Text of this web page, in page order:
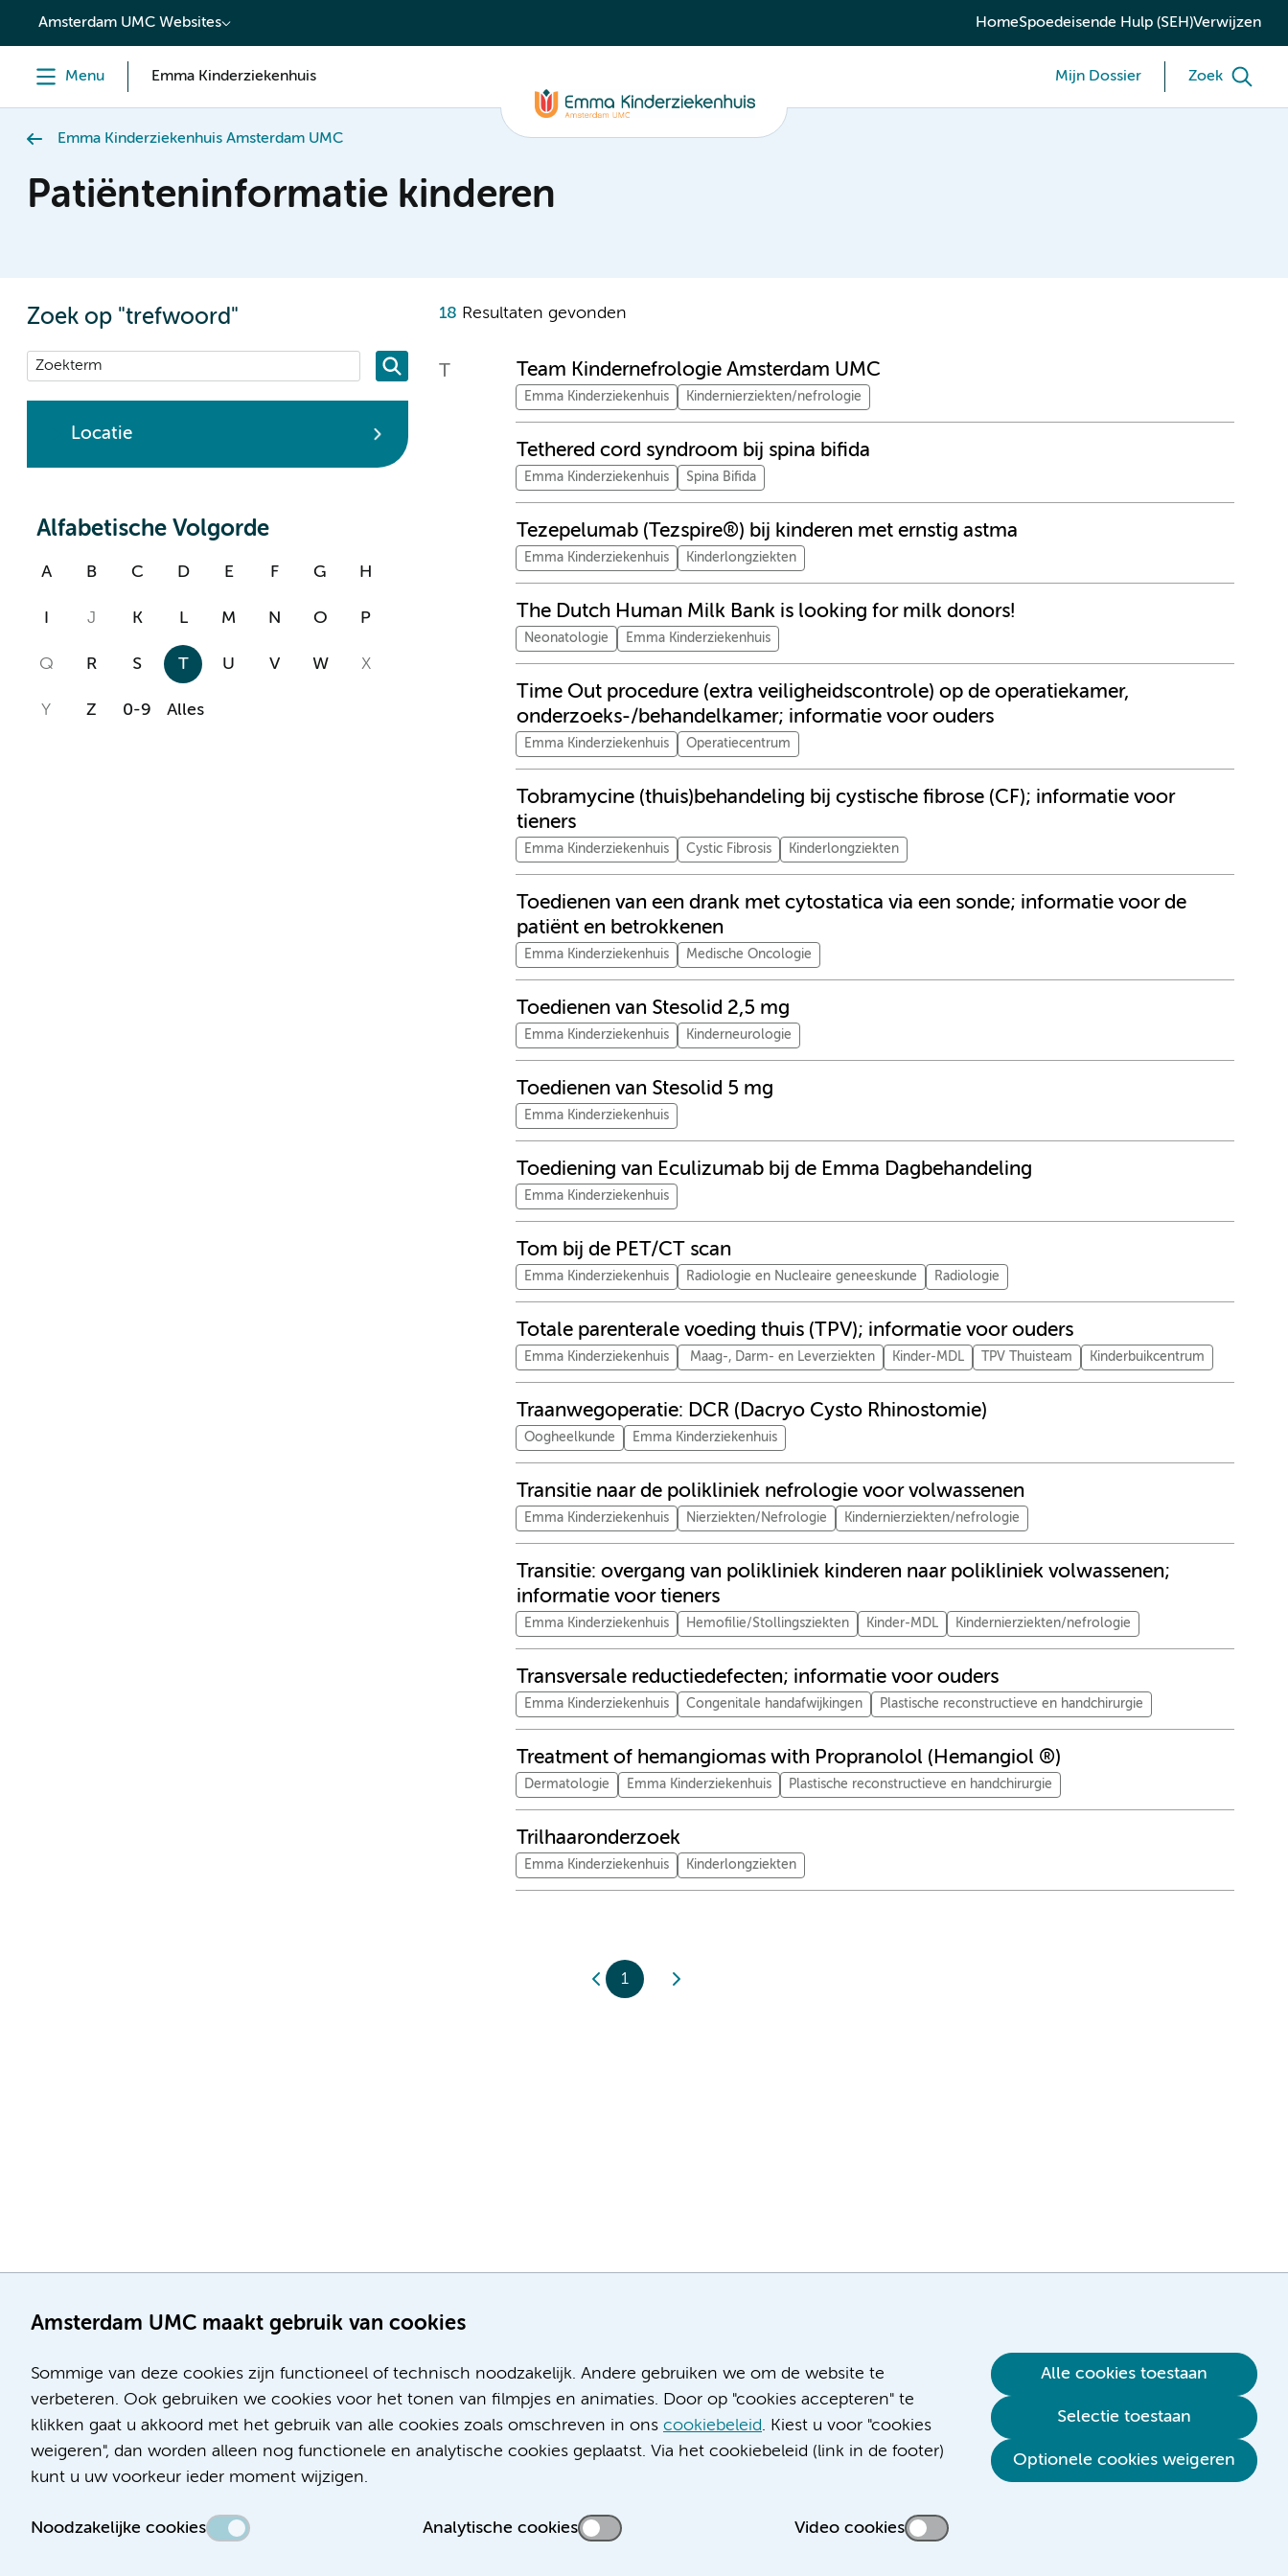
content
Amsterdam UMC maakt gebruik van cookies
Sommige van deze cookies zijn functioneel of technisch noodzakelijk. Andere gebruiken we om de website te
verbeteren. Ook gebruiken we cookies voor het tonen van filmpjes en animaties. Door op "cookies accepteren" te
klikken gaat u akkoord met het gebruik van alle cookies zoals omschreven in ons cookiebeleid. Kiest u voor "cookies
weigeren", dan worden alleen nog functionele en analytische cookies geplaatst. Via het cookiebeleid (link in de footer)
kunt u uw voorkeur ieder moment wijzigen.
Noodzakelijke cookies Analytische cookies Video cookies
Alle cookies toestaan
Selectie toestaan
Optionele cookies weigeren
Amsterdam UMC Websites HomeSpoedeisende Hulp (SEH)Verwijzen
Menu Emma Kinderziekenhuis Mijn Dossier Zoek
Emma Kinderziekenhuis Amsterdam UMC
Patiënteninformatie kinderen
Zoek op "trefwoord"
Locatie
Alfabetische Volgorde
A B C D E F G H
J K L M N O P
Q R S T U V W X
Y Z 0-9 Alles
18 Resultaten gevonden
Team Kindernefrologie Amsterdam UMC
Emma Kinderziekenhuis Kindernierziekten/nefrologie
Tethered cord syndroom bij spina bifida
Emma Kinderziekenhuis Spina Bifida
Tezepelumab (Tezspire®) bij kinderen met ernstig astma
Emma Kinderziekenhuis Kinderlongziekten
The Dutch Human Milk Bank is looking for milk donors!
Neonatologie Emma Kinderziekenhuis
Time Out procedure (extra veiligheidscontrole) op de operatiekamer,
onderzoeks-/behandelkamer; informatie voor ouders
Emma Kinderziekenhuis Operatiecentrum
Tobramycine (thuis)behandeling bij cystische fibrose (CF); informatie voor
tieners
Emma Kinderziekenhuis Cystic Fibrosis Kinderlongziekten
Toedienen van een drank met cytostatica via een sonde; informatie voor de
patiënt en betrokkenen
Emma Kinderziekenhuis Medische Oncologie
Toedienen van Stesolid 2,5 mg
Emma Kinderziekenhuis Kinderneurologie
Toedienen van Stesolid 5 mg
Emma Kinderziekenhuis
Toediening van Eculizumab bij de Emma Dagbehandeling
Emma Kinderziekenhuis
Tom bij de PET/CT scan
Emma Kinderziekenhuis Radiologie en Nucleaire geneeskunde Radiologie
Totale parenterale voeding thuis (TPV); informatie voor ouders
Emma Kinderziekenhuis Maag-, Darm- en Leverziekten Kinder-MDL TPV Thuisteam Kinderbuikcentrum
Traanwegoperatie: DCR (Dacryo Cysto Rhinostomie)
Oogheelkunde Emma Kinderziekenhuis
Transitie naar de polikliniek nefrologie voor volwassenen
Emma Kinderziekenhuis Nierziekten/Nefrologie Kindernierziekten/nefrologie
Transitie: overgang van polikliniek kinderen naar polikliniek volwassenen;
informatie voor tieners
Emma Kinderziekenhuis Hemofilie/Stollingsziekten Kinder-MDL Kindernierziekten/nefrologie
Transversale reductiedefecten; informatie voor ouders
Emma Kinderziekenhuis Congenitale handafwijkingen Plastische reconstructieve en handchirurgie
Treatment of hemangiomas with Propranolol (Hemangiol ®)
Dermatologie Emma Kinderziekenhuis Plastische reconstructieve en handchirurgie
Trilhaaronderzoek
Emma Kinderziekenhuis Kinderlongziekten
1
Meibergdreef 9
1105 AZ Amsterdam
Telefoon:
De Boelelaan 1117
1081 HV Amsterdam
Telefoon:
Nieuws
Verwijzen & diagnostiek